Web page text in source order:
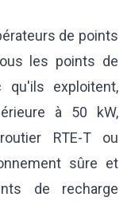
de points
les points de
qu'ils exploitent,
à 50 kW,
RTE-T ou
sûre et
de recharge